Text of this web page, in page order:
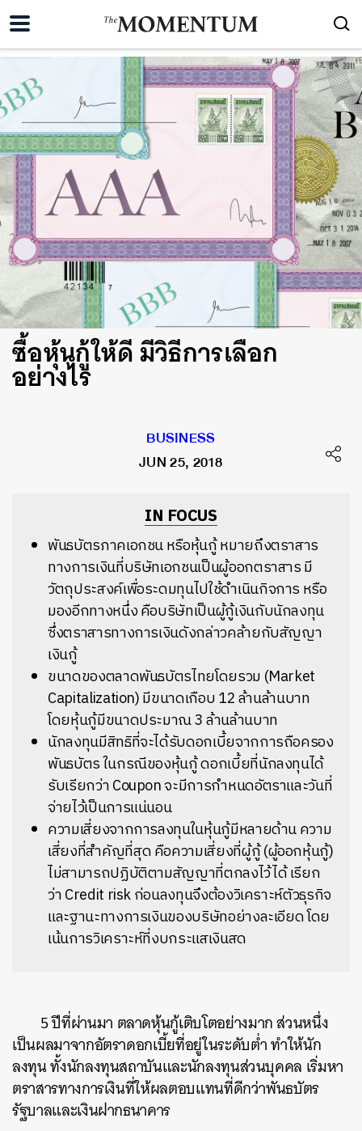
ซื้อหุ้นกู้ให้ดี มีวิธีการเลือก
อย่างไร
BUSINESS
JUN 25, 2018
IN FOCUS
พันธบัตรภาคเอกชน หรือหุ้นกู้ หมายถึงตราสาร
ทางการเงินที่บริษัทเอกชนเป็นผู้ออกตราสาร มี
วัตถุประสงค์เพื่อระดมทุนไปใช้ดำเนินกิจการ หรือ
มองอีกทางหนึ่ง คือบริษัทเป็นผู้กู้เงินกับนักลงทุน
ซึ่งตราสารทางการเงินดังกล่าวคล้ายกับสัญญา
เงินกู้
ขนาดของตลาดพันธบัตรไทยโดยรวม (Market
Capitalization) มีขนาดเกือบ 12 ล้านล้านบาท
โดยหุ้นกู้มีขนาดประมาณ 3 ล้านล้านบาท
นักลงทุนมีสิทธิที่จะได้รับดอกเบี้ยจากการถือครอง
พันธบัตร ในกรณีของหุ้นกู้ ดอกเบี้ยที่นักลงทุนได้
รับเรียกว่า Coupon จะมีการกำหนดอัตราและวันที่
จ่ายไว้เป็นการแน่นอน
ความเสี่ยงจากการลงทุนในหุ้นกู้มีหลายด้าน ความ
เสี่ยงที่สำคัญที่สุด คือความเสี่ยงที่ผู้กู้ (ผู้ออกหุ้นกู้)
ไม่สามารถปฏิบัติตามสัญญาที่ตกลงไว้ได้ เรียก
ว่า Credit risk ก่อนลงทุนจึงต้องวิเคราะห์ตัวธุรกิจ
และฐานะทางการเงินของบริษัทอย่างละเอียด โดย
เน้นการวิเคราะห์ที่งบกระแสเงินสด
5 ปีที่ผ่านมา ตลาดหุ้นกู้เติบโตอย่างมาก ส่วนหนึ่ง
เป็นผลมาจากอัตราดอกเบี้ยที่อยู่ในระดับต่ำ ทำให้นัก
ลงทุน ทั้งนักลงทุนสถาบันและนักลงทุนส่วนบุคคล เริ่มหา
ตราสารทางการเงินที่ให้ผลตอบแทนที่ดีกว่าพันธบัตร
รัฐบาลและเงินฝากธนาคาร